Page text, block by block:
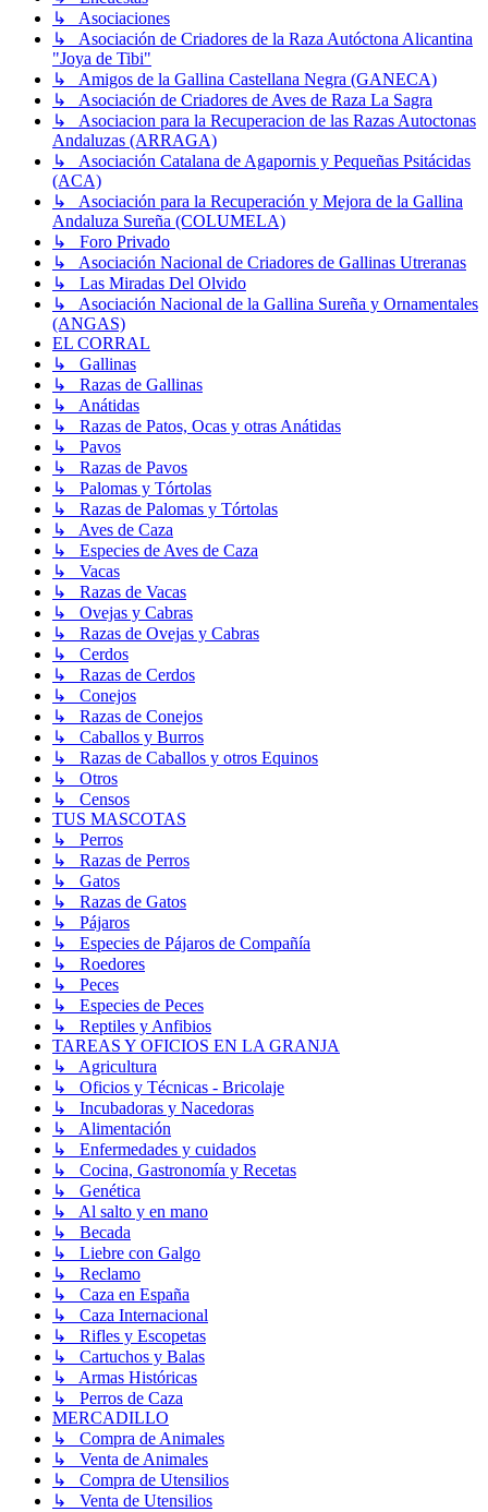
↳ Asociaciones
↳ Asociación de Criadores de la Raza Autóctona Alicantina
"Joya de Tibi"
↳ Amigos de la Gallina Castellana Negra (GANECA)
↳ Asociación de Criadores de Aves de Raza La Sagra
↳ Asociacion para la Recuperacion de las Razas Autoctonas
Andaluzas (ARRAGA)
↳ Asociación Catalana de Agapornis y Pequeñas Psitácidas
(ACA)
↳ Asociación para la Recuperación y Mejora de la Gallina
Andaluza Sureña (COLUMELA)
↳ Foro Privado
↳ Asociación Nacional de Criadores de Gallinas Utreranas
↳ Las Miradas Del Olvido
↳ Asociación Nacional de la Gallina Sureña y Ornamentales
(ANGAS)
EL CORRAL
↳ Gallinas
↳ Razas de Gallinas
↳ Anátidas
↳ Razas de Patos, Ocas y otras Anátidas
↳ Pavos
↳ Razas de Pavos
↳ Palomas y Tórtolas
↳ Razas de Palomas y Tórtolas
↳ Aves de Caza
↳ Especies de Aves de Caza
↳ Vacas
↳ Razas de Vacas
↳ Ovejas y Cabras
↳ Razas de Ovejas y Cabras
↳ Cerdos
↳ Razas de Cerdos
↳ Conejos
↳ Razas de Conejos
↳ Caballos y Burros
↳ Razas de Caballos y otros Equinos
↳ Otros
↳ Censos
TUS MASCOTAS
↳ Perros
↳ Razas de Perros
↳ Gatos
↳ Razas de Gatos
↳ Pájaros
↳ Especies de Pájaros de Compañía
↳ Roedores
↳ Peces
↳ Especies de Peces
↳ Reptiles y Anfibios
TAREAS Y OFICIOS EN LA GRANJA
↳ Agricultura
↳ Oficios y Técnicas - Bricolaje
↳ Incubadoras y Nacedoras
↳ Alimentación
↳ Enfermedades y cuidados
↳ Cocina, Gastronomía y Recetas
↳ Genética
↳ Al salto y en mano
↳ Becada
↳ Liebre con Galgo
↳ Reclamo
↳ Caza en España
↳ Caza Internacional
↳ Rifles y Escopetas
↳ Cartuchos y Balas
↳ Armas Históricas
↳ Perros de Caza
MERCADILLO
↳ Compra de Animales
↳ Venta de Animales
↳ Compra de Utensilios
↳ Venta de Utensilios